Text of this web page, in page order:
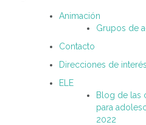
Animación
Grupos de
Contacto
Direcciones de interés
ELE
Blog de las
para
2022